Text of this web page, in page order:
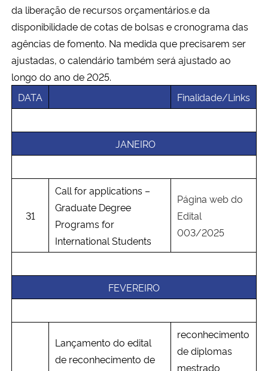
Ministério de Minas e Energia
Ministério da Ciência, Tecnologia, Inovações e Comunicações
Ministério do Meio Ambiente
Ministério do Turismo
Controladoria-Geral da União
Ministério da Mulher, da Família e dos Direitos Humanos
Gabinete de Segurança Institucional
da liberação de recursos orçamentários.e da
disponibilidade de cotas de bolsas e cronograma das
agências de fomento. Na medida que precisarem ser
ajustadas, o calendário também será ajustado ao
longo do ano de 2025.
DATA
Finalidade/Links
JANEIRO
31
Call for applications –
Graduate Degree
Programs for
International Students
Página web do
Edital
003/2025
FEVEREIRO
Lançamento do edital
de reconhecimento de
reconhecimento
de diplomas
mestrado